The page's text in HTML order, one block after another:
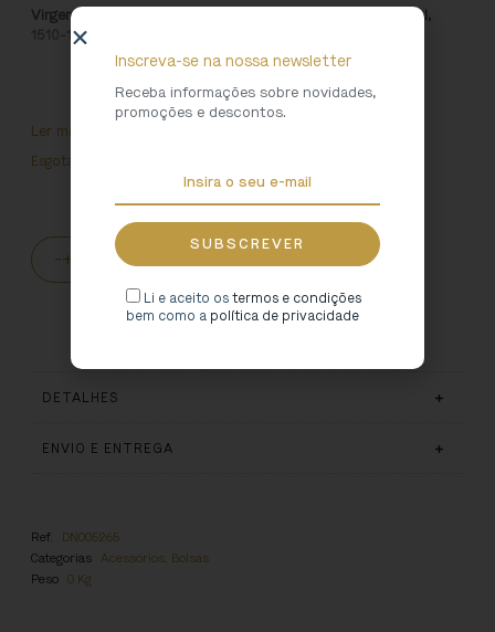
Virgem do Leite entre São Bento e São Jerónimo
Portugal,
1510-1530, Pintura a óleo sobre madeira de castanho
Ler mais
Esgotado
-+
DETALHES
ENVIO E ENTREGA
Ref.
DN005265
Categorias Acessórios, Bolsas
Peso 0 Kg
Inscreva-se na nossa newsletter
Receba informações sobre novidades,
promoções e descontos.
Li e aceito ostermos e condições
bem como a política de privacidade